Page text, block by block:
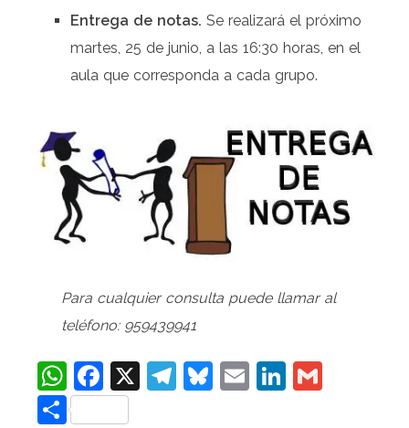
Entrega de notas. Se realizará el próximo
martes, 25 de junio, a las 16:30 horas, en el
aula que corresponda a cada grupo.
Para cualquier consulta puede llamar al
teléfono: 959439941
WhatsApp
Facebook
X Telegram
Bluesky
EmailLinkedIn
Compartir